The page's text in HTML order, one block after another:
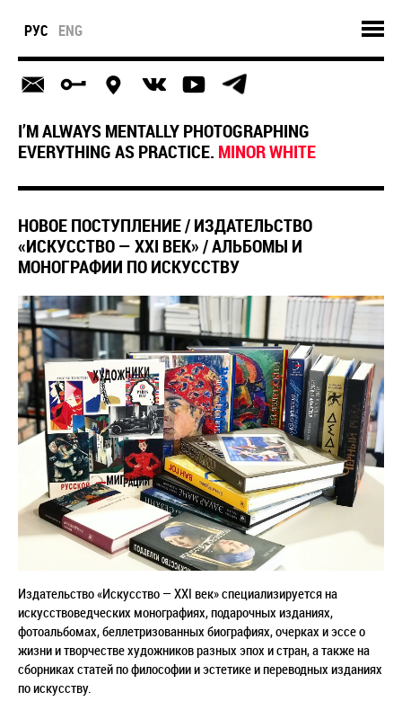
РУС ENG
I’M ALWAYS MENTALLY PHOTOGRAPHING
EVERYTHING AS PRACTICE. MINOR WHITE
​НОВОЕ ПОСТУПЛЕНИЕ / ИЗДАТЕЛЬСТВО
«ИСКУССТВО — ХХI ВЕК» / АЛЬБОМЫ И
МОНОГРАФИИ ПО ИСКУССТВУ
Издательство «Искусство — XXI век» специализируется на
искусствоведческих монографиях, подарочных изданиях,
фотоальбомах, беллетризованных биографиях, очерках и эссе о
жизни и творчестве художников разных эпох и стран, а также на
сборниках статей по философии и эстетике и переводных изданиях
по искусству.